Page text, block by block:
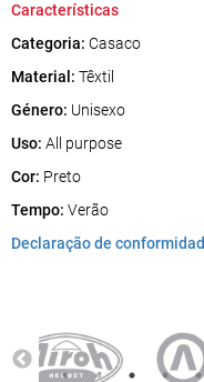
Características
Categoria: Casaco
Material: Têxtil
Género: Unisexo
Uso: All purpose
Cor: Preto
Tempo: Verão
Declaração de